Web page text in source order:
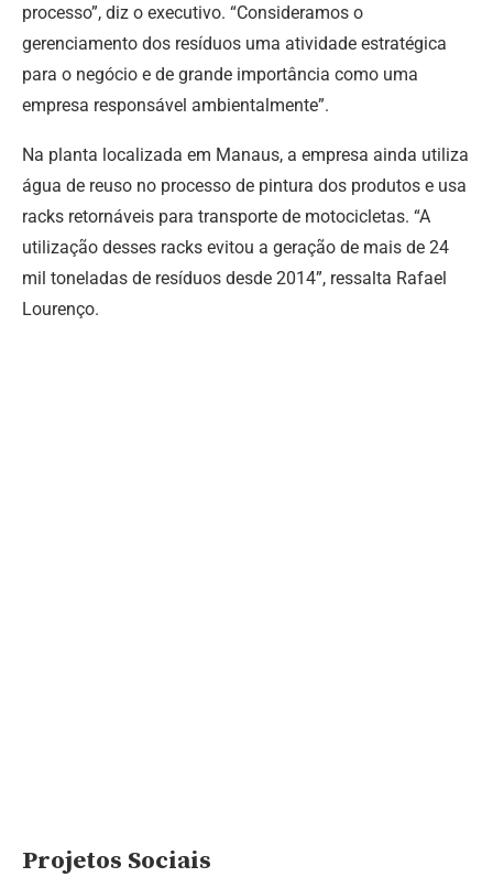
processo”, diz o executivo. “Consideramos o
gerenciamento dos resíduos uma atividade estratégica
para o negócio e de grande importância como uma
empresa responsável ambientalmente”.
Na planta localizada em Manaus, a empresa ainda utiliza
água de reuso no processo de pintura dos produtos e usa
racks retornáveis para transporte de motocicletas. “A
utilização desses racks evitou a geração de mais de 24
mil toneladas de resíduos desde 2014”, ressalta Rafael
Lourenço.
Projetos Sociais